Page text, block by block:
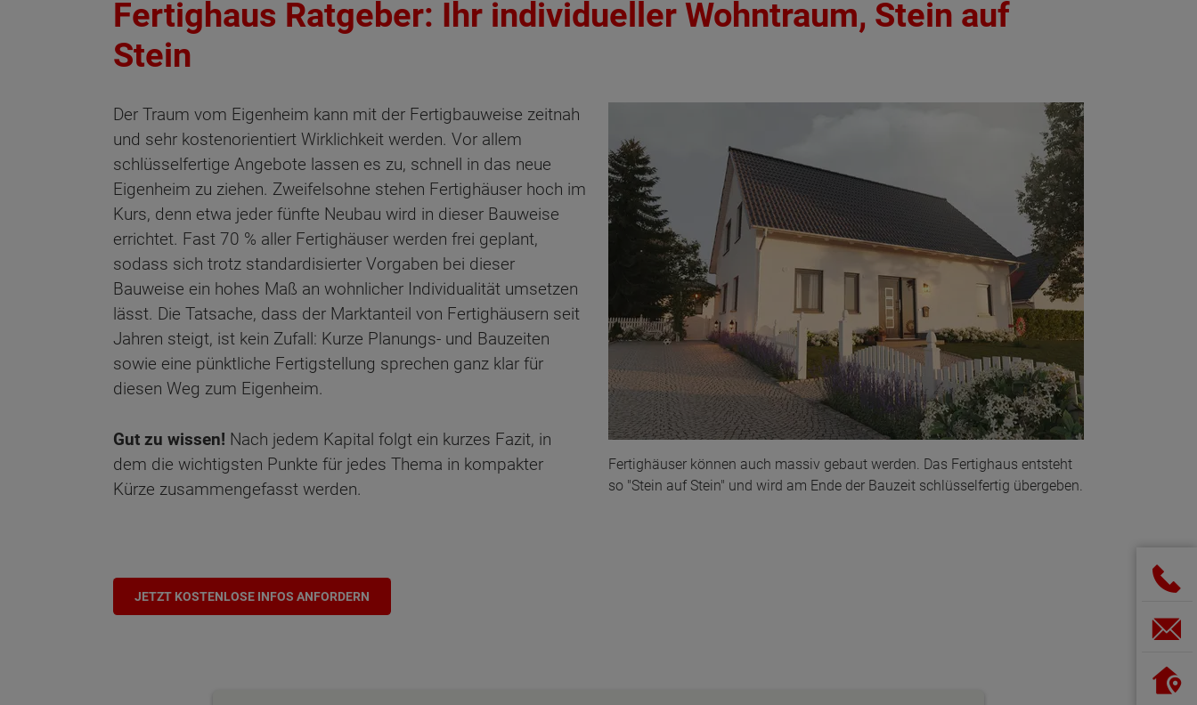
Fertighaus Ratgeber: Ihr individueller Wohntraum, Stein auf
Stein
Fertighäuser können auch massiv gebaut werden. Das Fertighaus entsteht
so "Stein auf Stein" und wird am Ende der Bauzeit schlüsselfertig übergeben.
Der Traum vom Eigenheim kann mit der Fertigbauweise zeitnah
und sehr kostenorientiert Wirklichkeit werden. Vor allem
schlüsselfertige Angebote lassen es zu, schnell in das neue
Eigenheim zu ziehen. Zweifelsohne stehen Fertighäuser hoch im
Kurs, denn etwa jeder fünfte Neubau wird in dieser Bauweise
errichtet. Fast 70 % aller Fertighäuser werden frei geplant,
sodass sich trotz standardisierter Vorgaben bei dieser
Bauweise ein hohes Maß an wohnlicher Individualität umsetzen
lässt. Die Tatsache, dass der Marktanteil von Fertighäusern seit
Jahren steigt, ist kein Zufall: Kurze Planungs- und Bauzeiten
sowie eine pünktliche Fertigstellung sprechen ganz klar für
diesen Weg zum Eigenheim.
Gut zu wissen! Nach jedem Kapital folgt ein kurzes Fazit, in
dem die wichtigsten Punkte für jedes Thema in kompakter
Kürze zusammengefasst werden.
JETZT KOSTENLOSE INFOS ANFORDERN